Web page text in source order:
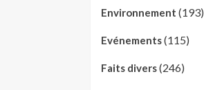
Environnement (193)
Evénements(115)
Faits divers(246)